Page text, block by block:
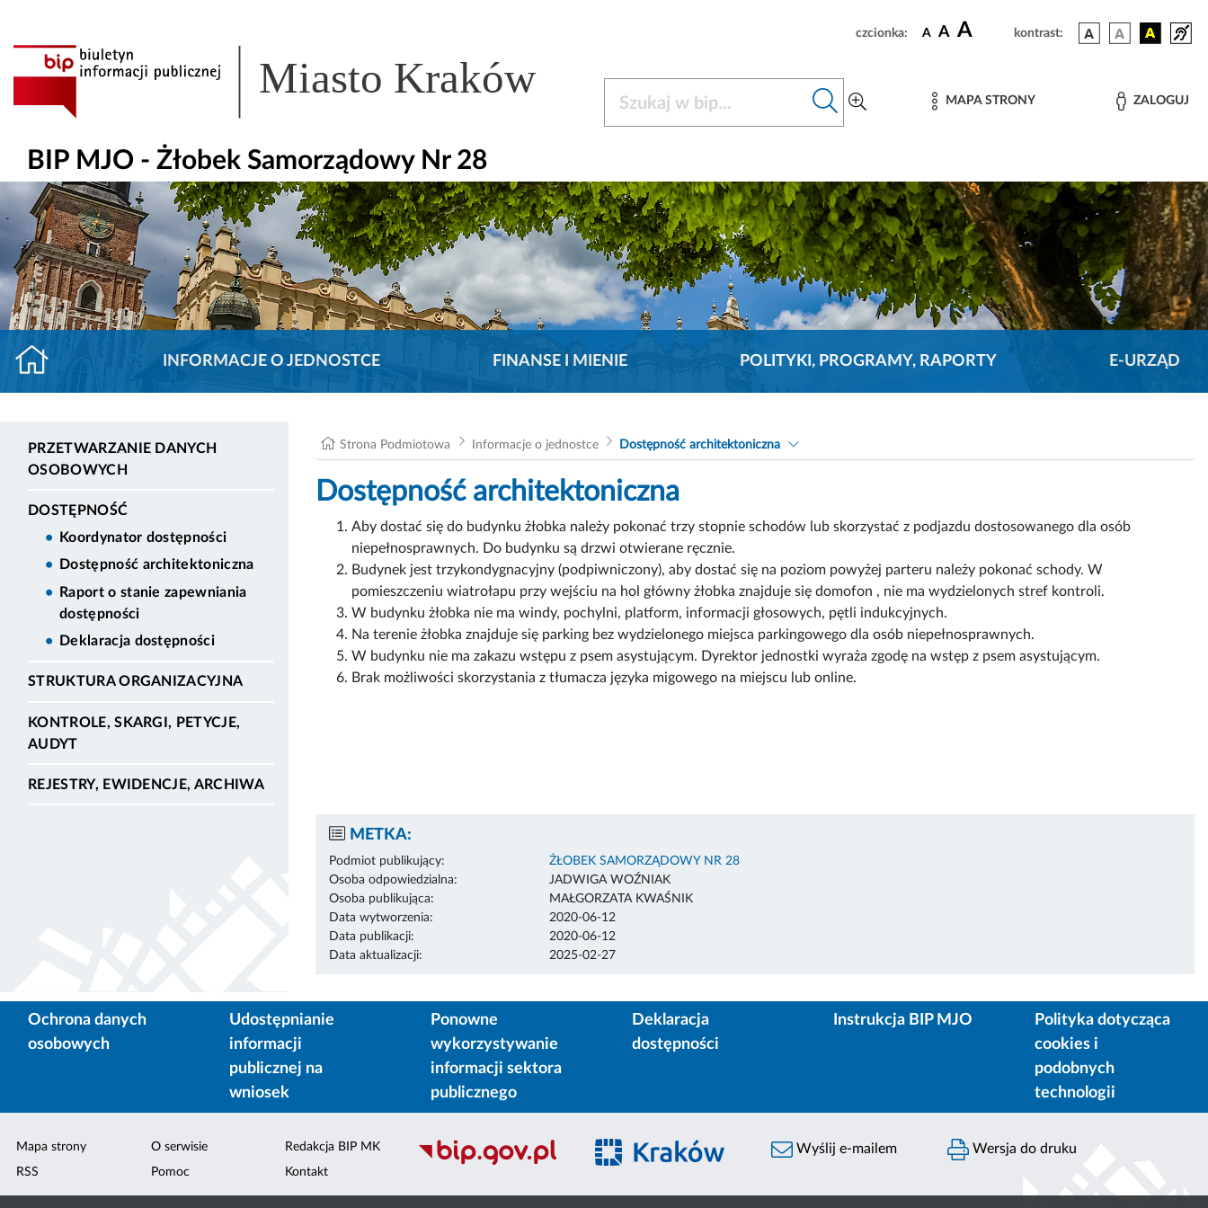
czcionka: A A A kontrast:
Miasto Kraków MAPA STRONY ZALOGUJ
BIP MJO - Żłobek Samorządowy Nr 28
INFORMACJE O JEDNOSTCE FINANSE I MIENIE POLITYKI, PROGRAMY, RAPORTY E-URZĄD
PRZETWARZANIE DANYCH
OSOBOWYCH
DOSTĘPNOŚĆ
Koordynator dostępności
Dostępność architektoniczna
Raport o stanie zapewniania
dostępności
Deklaracja dostępności
STRUKTURA ORGANIZACYJNA
KONTROLE, SKARGI, PETYCJE,
AUDYT
REJESTRY, EWIDENCJE, ARCHIWA
Strona Podmiotowa Informacje o jednostce Dostępność architektoniczna
Dostępność architektoniczna
Aby dostać się do budynku żłobka należy pokonać trzy stopnie schodów lub skorzystać z podjazdu dostosowanego dla osób
niepełnosprawnych. Do budynku są drzwi otwierane ręcznie.
Budynek jest trzykondygnacyjny (podpiwniczony), aby dostać się na poziom powyżej parteru należy pokonać schody. W
pomieszczeniu wiatrołapu przy wejściu na hol główny żłobka znajduje się domofon , nie ma wydzielonych stref kontroli.
W budynku żłobka nie ma windy, pochylni, platform, informacji głosowych, pętli indukcyjnych.
Na terenie żłobka znajduje się parking bez wydzielonego miejsca parkingowego dla osób niepełnosprawnych.
W budynku nie ma zakazu wstępu z psem asystującym. Dyrektor jednostki wyraża zgodę na wstęp z psem asystującym.
Brak możliwości skorzystania z tłumacza języka migowego na miejscu lub online.
METKA:
Podmiot publikujący:
ŻŁOBEK SAMORZĄDOWY NR 28
Osoba odpowiedzialna:
JADWIGA WOŹNIAK
Osoba publikująca:
MAŁGORZATA KWAŚNIK
Data wytworzenia:
2020-06-12
Data publikacji:
2020-06-12
Data aktualizacji:
2025-02-27
Ochrona danych
osobowych
Udostępnianie
informacji
publicznej na
wniosek
Ponowne
wykorzystywanie
informacji sektora
publicznego
Deklaracja
dostępności
Instrukcja BIP MJO
Polityka dotycząca
cookies i
podobnych
technologii
Mapa strony
RSS
O serwisie
Pomoc
Redakcja BIP MK
Kontakt
Wyślij e-mailem Wersja do druku